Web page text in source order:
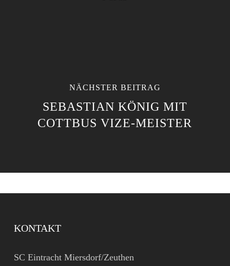
NÄCHSTER BEITRAG
SEBASTIAN KÖNIG MIT
COTTBUS VIZE-MEISTER
KONTAKT
SC Eintracht Miersdorf/Zeuthen